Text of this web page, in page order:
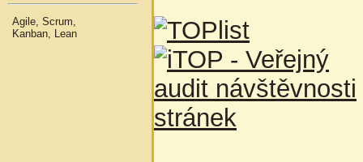
Agile, Scrum,
Kanban, Lean